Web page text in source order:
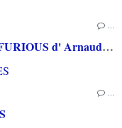
…
[REVUE LIVRE CINEMA] FAST & FURIOUS d' Arnaud BRIAND aux éditions CASA
…